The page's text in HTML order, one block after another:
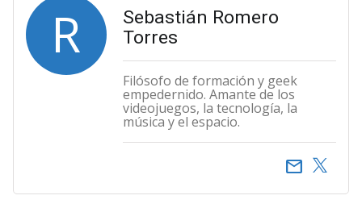
R
Sebastián Romero
Torres
Filósofo de formación y geek
empedernido. Amante de los
videojuegos, la tecnología, la
música y el espacio.
email